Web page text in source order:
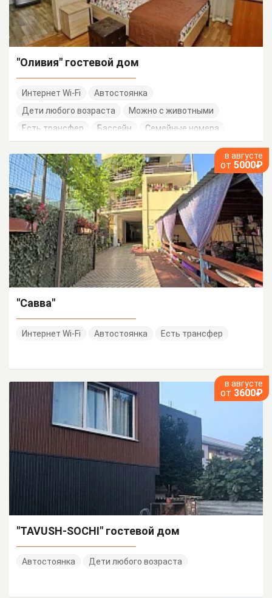
"Оливия" гостевой дом
Интернет Wi-Fi
Автостоянка
Дети любого возраста
Можно с животными
Есть трансфер
Бассейн Семейные номера
в августе
от 5000₽
"Савва"
Интернет Wi-Fi Автостоянка Есть трансфер
в августе
от 3600₽
"TAVUSH-SOCHI" гостевой дом
Автостоянка Дети любого возраста